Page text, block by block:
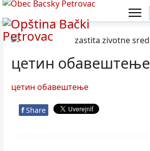
цетин обавештење
цетин обавештење
f Share